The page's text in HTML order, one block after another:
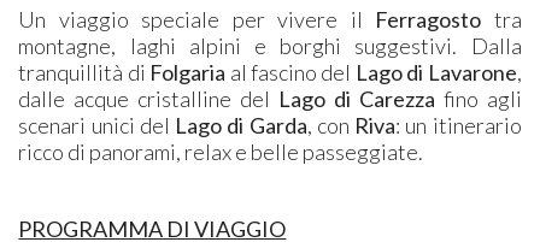
Un viaggio speciale per vivere il Ferragosto tra
montagne, laghi alpini e borghi suggestivi. Dalla
tranquillità di Folgaria al fascino del Lago di Lavarone,
dalle acque cristalline del Lago di Carezza fino agli
scenari unici del Lago di Garda, con Riva: un itinerario
ricco di panorami, relax e belle passeggiate.
PROGRAMMA DI VIAGGIO